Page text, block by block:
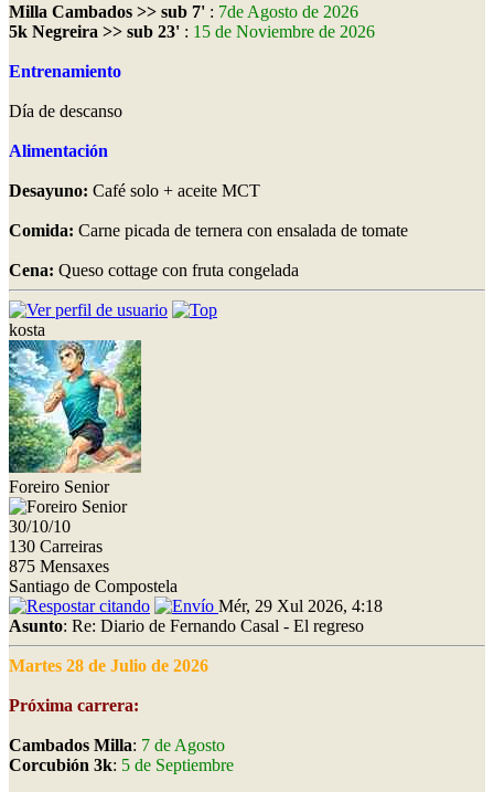
Milla Cambados >> sub 7' : 7de Agosto de 2026
5k Negreira >> sub 23' : 15 de Noviembre de 2026
Entrenamiento
Día de descanso
Alimentación
Desayuno: Café solo + aceite MCT
Comida: Carne picada de ternera con ensalada de tomate
Cena: Queso cottage con fruta congelada
kosta
Foreiro Senior
30/10/10
130 Carreiras
875 Mensaxes
Santiago de Compostela
Mér, 29 Xul 2026, 4:18
Asunto: Re: Diario de Fernando Casal - El regreso
Martes 28 de Julio de 2026
Próxima carrera:
Cambados Milla: 7 de Agosto
Corcubión 3k: 5 de Septiembre